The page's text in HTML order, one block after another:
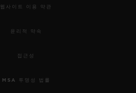
웹사이트 이용 약관
윤리적 약속
접근성
MSA 투명성 법률